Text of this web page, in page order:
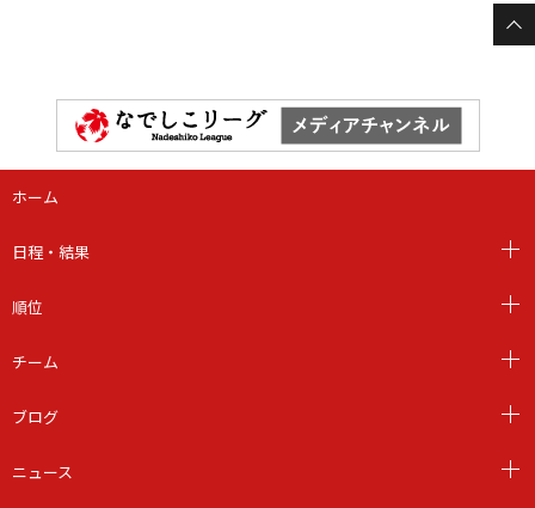
ホーム
日程・結果
順位
チーム
ブログ
ニュース